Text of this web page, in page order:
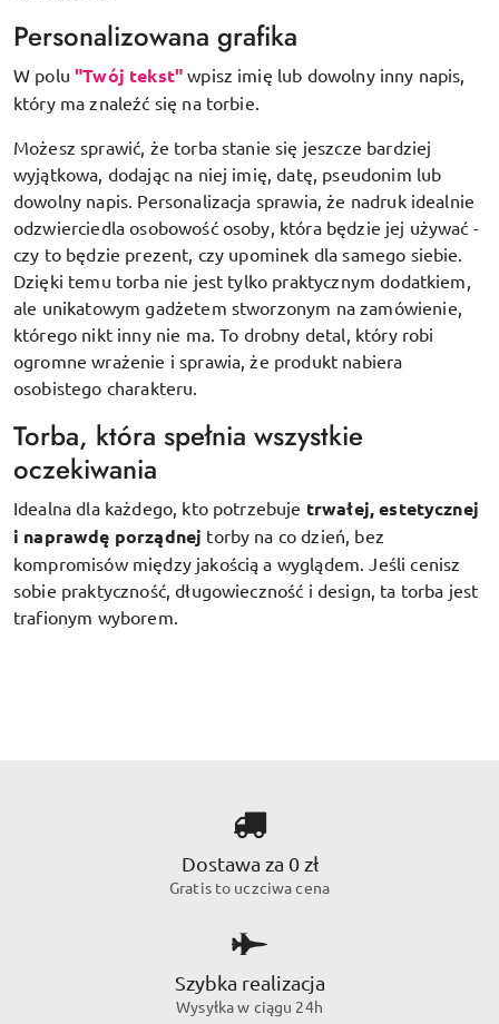
Personalizowana grafika
W polu"Twój tekst" wpisz imię lub dowolny inny napis,
który ma znaleźć się na torbie.
Możesz sprawić, że torba stanie się jeszcze bardziej
wyjątkowa, dodając na niej imię, datę, pseudonim lub
dowolny napis. Personalizacja sprawia, że nadruk idealnie
odzwierciedla osobowość osoby, która będzie jej używać -
czy to będzie prezent, czy upominek dla samego siebie.
Dzięki temu torba nie jest tylko praktycznym dodatkiem,
ale unikatowym gadżetem stworzonym na zamówienie,
którego nikt inny nie ma. To drobny detal, który robi
ogromne wrażenie i sprawia, że produkt nabiera
osobistego charakteru.
Torba, która spełnia wszystkie
oczekiwania
Idealna dla każdego, kto potrzebuje trwałej, estetycznej
i naprawdę porządnej torby na co dzień, bez
kompromisów między jakością a wyglądem. Jeśli cenisz
sobie praktyczność, długowieczność i design, ta torba jest
trafionym wyborem.
Dostawa za 0 zł
Gratis to uczciwa cena
Szybka realizacja
Wysyłka w ciągu 24h